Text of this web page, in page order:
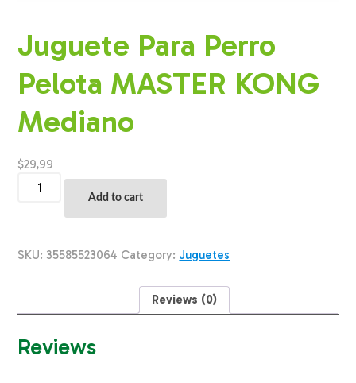
Juguete Para Perro
Pelota MASTER KONG
Mediano
$29,99
Para
KONG
Add to cart
SKU: 35585523064 Category: Juguetes
Reviews (0)
Reviews